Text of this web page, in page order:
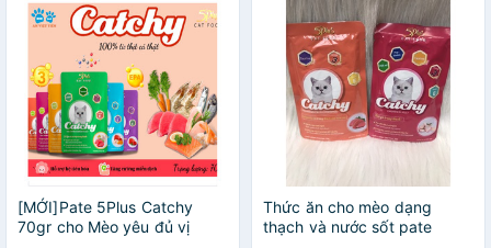
[MỚI]Pate 5Plus Catchy
70gr cho Mèo yêu đủ vị
Thức ăn cho mèo dạng
thạch và nước sốt pate